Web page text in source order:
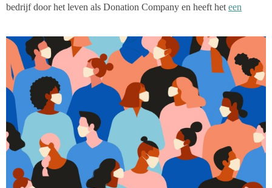
bedrijf door het leven als Donation Company en heeft het een
internationale activiteiten,’ aldus directeur Daan Breij op zijn
LinkedIn-pagina.